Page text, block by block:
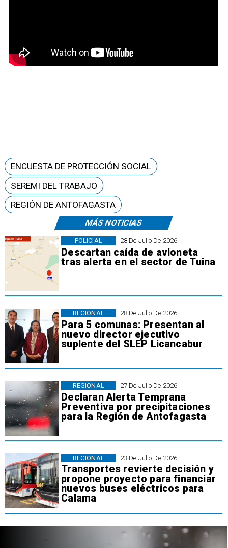
MÁS NOTICIAS
28 De Julio De 2026
Descartan caída de avioneta
tras alerta en el sector de Tuina
POLICIAL
28 De Julio De 2026
Para 5 comunas: Presentan al
nuevo director ejecutivo
suplente del SLEP Licancabur
REGIONAL
27 De Julio De 2026
Declaran Alerta Temprana
Preventiva por precipitaciones
para la Región de Antofagasta
REGIONAL
23 De Julio De 2026
Transportes revierte decisión y
propone proyecto para financiar
nuevos buses eléctricos para
Calama
REGIONAL
ENCUESTA DE PROTECCIÓN SOCIAL
SEREMI DEL TRABAJO
REGIÓN DE ANTOFAGASTA